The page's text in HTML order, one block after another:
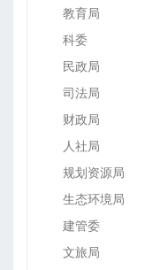
教育局
科委
民政局
司法局
财政局
人社局
规划资源局
生态环境局
建管委
文旅局